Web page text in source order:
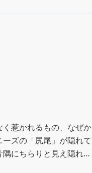
く惹かれるもの、なぜか
ズの「尻尾」が隠れて
にちらりと見え隠れす